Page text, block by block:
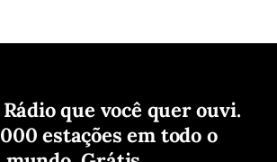
que você quer ouvi.
estações em todo o